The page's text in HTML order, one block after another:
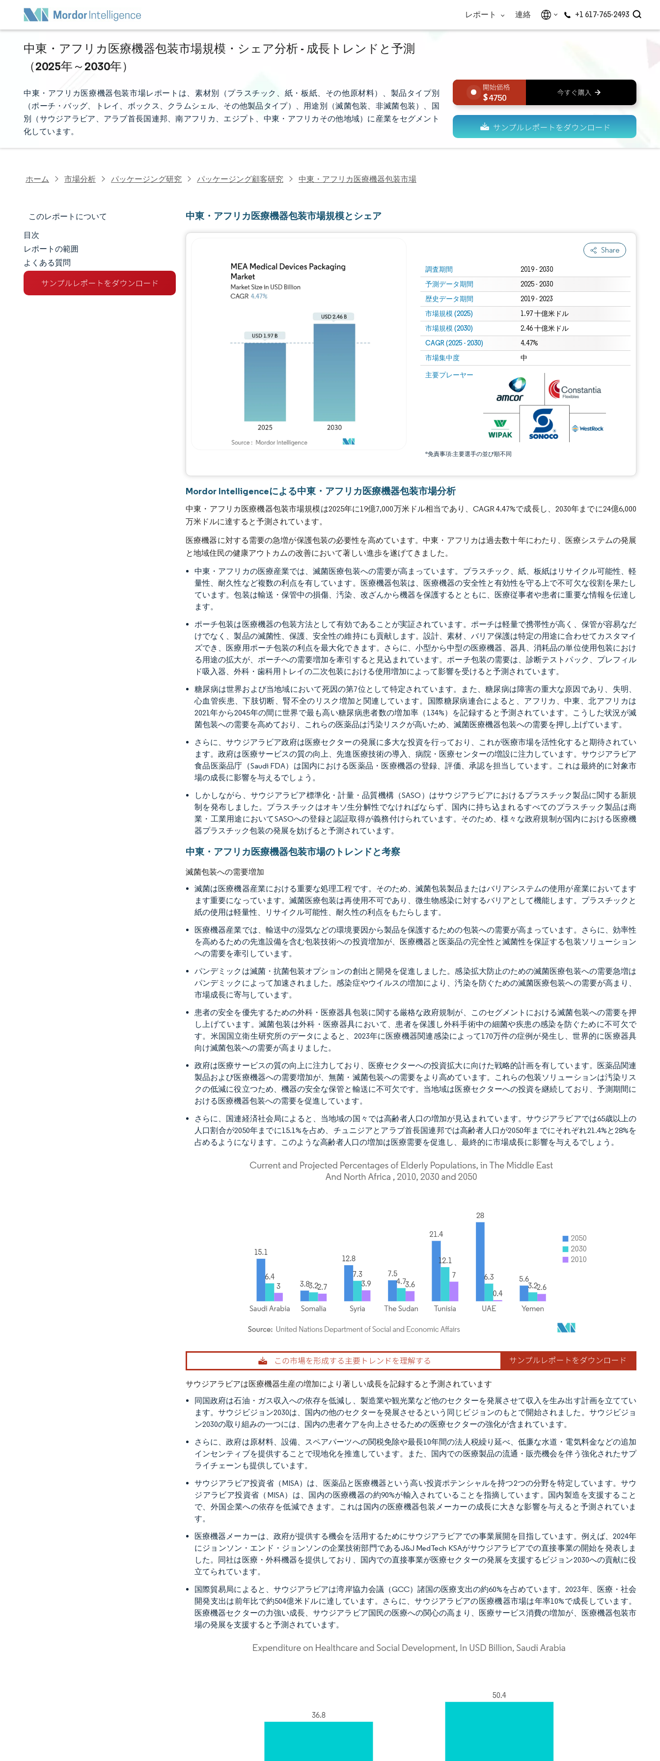
レポート 連絡 +1 617-765-2493
中東・アフリカ医療機器包装市場規模・シェア分析 - 成長トレンドと予測
（2025年～2030年）
中東・アフリカ医療機器包装市場レポートは、素材別（プラスチック、紙・板紙、その他原材料）、製品タイプ別
（ポーチ・バッグ、トレイ、ボックス、クラムシェル、その他製品タイプ）、用途別（滅菌包装、非滅菌包装）、国
別（サウジアラビア、アラブ首長国連邦、南アフリカ、エジプト、中東・アフリカその他地域）に産業をセグメント
化しています。
4750
ホーム 市場分析 パッケージング研究 パッケージング顧客研究 中東・アフリカ医療機器包装市場
このレポートについて
マーケットスナップショット
市場概要
主な市場動向
目次
レポートの範囲
よくある質問
中東・アフリカ医療機器包装市場規模とシェア
Share
調査期間 2019 - 2030
予測データ期間 2025 - 2030
歴史データ期間 2019 - 2023
市場規模 (2025) 1.97 十億米ドル
市場規模 (2030) 2.46 十億米ドル
CAGR (2025 - 2030) 4.47%
市場集中度 中
主要プレーヤー
*免責事項:主要選手の並び順不同
Mordor Intelligenceによる中東・アフリカ医療機器包装市場分析
中東・アフリカ医療機器包装市場規模は2025年に19億7,000万米ドル相当であり、CAGR 4.47%で成長し、2030年までに24億6,000
万米ドルに達すると予測されています。
医療機器に対する需要の急増が保護包装の必要性を高めています。中東・アフリカは過去数十年にわたり、医療システムの発展
と地域住民の健康アウトカムの改善において著しい進歩を遂げてきました。
中東・アフリカの医療産業では、滅菌医療包装への需要が高まっています。プラスチック、紙、板紙はリサイクル可能性、軽
量性、耐久性など複数の利点を有しています。医療機器包装は、医療機器の安全性と有効性を守る上で不可欠な役割を果たし
ています。包装は輸送・保管中の損傷、汚染、改ざんから機器を保護するとともに、医療従事者や患者に重要な情報を伝達し
ます。
ポーチ包装は医療機器の包装方法として有効であることが実証されています。ポーチは軽量で携帯性が高く、保管が容易なだ
けでなく、製品の滅菌性、保護、安全性の維持にも貢献します。設計、素材、バリア保護は特定の用途に合わせてカスタマイ
ズでき、医療用ポーチ包装の利点を最大化できます。さらに、小型から中型の医療機器、器具、消耗品の単位使用包装におけ
る用途の拡大が、ポーチへの需要増加を牽引すると見込まれています。ポーチ包装の需要は、診断テストパック、プレフィル
ド吸入器、外科・歯科用トレイの二次包装における使用増加によって影響を受けると予測されています。
糖尿病は世界および当地域において死因の第7位として特定されています。また、糖尿病は障害の重大な原因であり、失明、
心血管疾患、下肢切断、腎不全のリスク増加と関連しています。国際糖尿病連合によると、アフリカ、中東、北アフリカは
2021年から2045年の間に世界で最も高い糖尿病患者数の増加率（134%）を記録すると予測されています。こうした状況が滅
菌包装への需要を高めており、これらの医薬品は汚染リスクが高いため、滅菌医療機器包装への需要を押し上げています。
さらに、サウジアラビア政府は医療セクターの発展に多大な投資を行っており、これが医療市場を活性化すると期待されてい
ます。政府は医療サービスの質の向上、先進医療技術の導入、病院・医療センターの増設に注力しています。サウジアラビア
食品医薬品庁（Saudi FDA）は国内における医薬品・医療機器の登録、評価、承認を担当しています。これは最終的に対象市
場の成長に影響を与えるでしょう。
しかしながら、サウジアラビア標準化・計量・品質機構（SASO）はサウジアラビアにおけるプラスチック製品に関する新規
制を発布しました。プラスチックはオキソ生分解性でなければならず、国内に持ち込まれるすべてのプラスチック製品は商
業・工業用途においてSASOへの登録と認証取得が義務付けられています。そのため、様々な政府規制が国内における医療機
器プラスチック包装の発展を妨げると予測されています。
中東・アフリカ医療機器包装市場のトレンドと考察
滅菌包装への需要増加
滅菌は医療機器産業における重要な処理工程です。そのため、滅菌包装製品またはバリアシステムの使用が産業においてます
ます重要になっています。滅菌医療包装は再使用不可であり、微生物感染に対するバリアとして機能します。プラスチックと
紙の使用は軽量性、リサイクル可能性、耐久性の利点をもたらします。
医療機器産業では、輸送中の湿気などの環境要因から製品を保護するための包装への需要が高まっています。さらに、効率性
を高めるための先進設備を含む包装技術への投資増加が、医療機器と医薬品の完全性と滅菌性を保証する包装ソリューション
への需要を牽引しています。
パンデミックは滅菌・抗菌包装オプションの創出と開発を促進しました。感染拡大防止のための滅菌医療包装への需要急増は
パンデミックによって加速されました。感染症やウイルスの増加により、汚染を防ぐための滅菌医療包装への需要が高まり、
市場成長に寄与しています。
患者の安全を優先するための外科・医療器具包装に関する厳格な政府規制が、このセグメントにおける滅菌包装への需要を押
し上げています。滅菌包装は外科・医療器具において、患者を保護し外科手術中の細菌や疾患の感染を防ぐために不可欠で
す。米国国立衛生研究所のデータによると、2023年に医療機器関連感染によって170万件の症例が発生し、世界的に医療器具
向け滅菌包装への需要が高まりました。
政府は医療サービスの質の向上に注力しており、医療セクターへの投資拡大に向けた戦略的計画を有しています。医薬品関連
製品および医療機器への需要増加が、無菌・滅菌包装への需要をより高めています。これらの包装ソリューションは汚染リス
クの低減に役立つため、機器の安全な保管と輸送に不可欠です。当地域は医療セクターへの投資を継続しており、予測期間に
おける医療機器包装への需要を促進しています。
さらに、国連経済社会局によると、当地域の国々では高齢者人口の増加が見込まれています。サウジアラビアでは65歳以上の
人口割合が2050年までに15.1%を占め、チュニジアとアラブ首長国連邦では高齢者人口が2050年までにそれぞれ21.4%と28%を
占めるようになります。このような高齢者人口の増加は医療需要を促進し、最終的に市場成長に影響を与えるでしょう。
画像 © Mordor Intelligence。再利用にはCC BY 4.0の表示が必要です。
サウジアラビアは医療機器生産の増加により著しい成長を記録すると予測されています
同国政府は石油・ガス収入への依存を低減し、製造業や観光業など他のセクターを発展させて収入を生み出す計画を立ててい
ます。サウジビジョン2030は、国内の他のセクターを発展させるという同じビジョンのもとで開始されました。サウジビジョ
ン2030の取り組みの一つには、国内の患者ケアを向上させるための医療セクターの強化が含まれています。
さらに、政府は原材料、設備、スペアパーツへの関税免除や最長10年間の法人税繰り延べ、低廉な水道・電気料金などの追加
インセンティブを提供することで現地化を推進しています。また、国内での医療製品の流通・販売機会を伴う強化されたサプ
ライチェーンも提供しています。
サウジアラビア投資省（MISA）は、医薬品と医療機器という高い投資ポテンシャルを持つ2つの分野を特定しています。サウ
ジアラビア投資省（MISA）は、国内の医療機器の約90%が輸入されていることを指摘しています。国内製造を支援すること
で、外国企業への依存を低減できます。これは国内の医療機器包装メーカーの成長に大きな影響を与えると予測されていま
す。
医療機器メーカーは、政府が提供する機会を活用するためにサウジアラビアでの事業展開を目指しています。例えば、2024年
にジョンソン・エンド・ジョンソンの企業技術部門であるJ&J MedTech KSAがサウジアラビアでの直接事業の開始を発表しま
した。同社は医療・外科機器を提供しており、国内での直接事業が医療セクターの発展を支援するビジョン2030への貢献に役
立てられています。
国際貿易局によると、サウジアラビアは湾岸協力会議（GCC）諸国の医療支出の約60%を占めています。2023年、医療・社会
開発支出は前年比で約504億米ドルに達しています。さらに、サウジアラビアの医療機器市場は年率10%で成長しています。
医療機器セクターの力強い成長、サウジアラビア国民の医療への関心の高まり、医療サービス消費の増加が、医療機器包装市
場の発展を支援すると予測されています。